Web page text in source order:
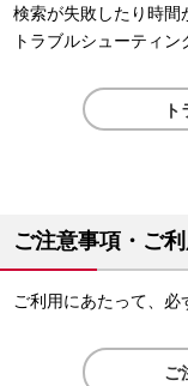
検索が失敗したり時間
トラブルシューティン
ご注意事項・ご
ご利用にあたって、必
ご